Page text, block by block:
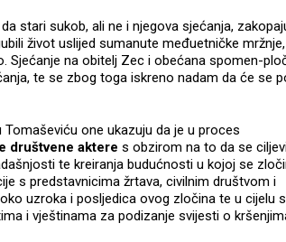
stari sukob, ali ne i njegova sjećanja,
život uslijed sumanute međuetničke mržnje,
Sjećanje na obitelj Zec i obećana spomen-
te se zbog toga iskreno nadam da će se
one ukazuju da je u proces
društvene aktere s obzirom na to da se
te kreiranja budućnosti u kojoj se
s predstavnicima žrtava, civilnim društvom i
uzroka i posljedica ovog zločina te u cijelu
i vještinama za podizanje svijesti o